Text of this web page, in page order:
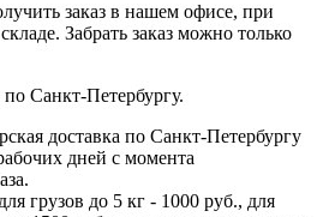
заказ в нашем офисе, при
Забрать заказ можно только
Санкт-Петербургу.
доставка по Санкт-Петербургу
дней с момента
грузов до 5 кг - 1000 руб., для